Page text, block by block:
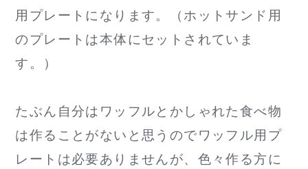
用プレートになります。（ホットサンド用
のプレートは本体にセットされていま
す。）
たぶん自分はワッフルとかしゃれた食べ物
は作ることがないと思うのでワッフル用プ
レートは必要ありませんが、色々作る方に